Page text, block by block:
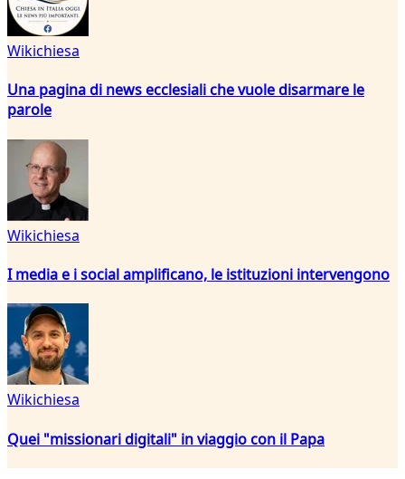
Wikichiesa
Una pagina di news ecclesiali che vuole disarmare le
parole
Wikichiesa
I media e i social amplificano, le istituzioni intervengono
Wikichiesa
Quei "missionari digitali" in viaggio con il Papa